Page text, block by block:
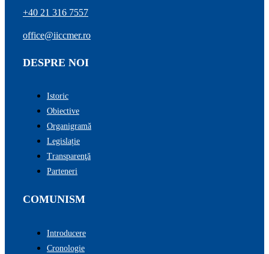
+40 21 316 7557
office@iiccmer.ro
DESPRE NOI
Istoric
Obiective
Organigramă
Legislație
Transparenţă
Parteneri
COMUNISM
Introducere
Cronologie